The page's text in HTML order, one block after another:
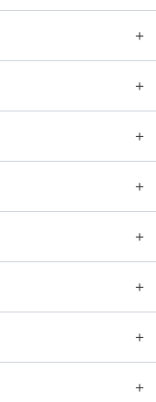
＋
＋
＋
＋
＋
＋
＋
＋